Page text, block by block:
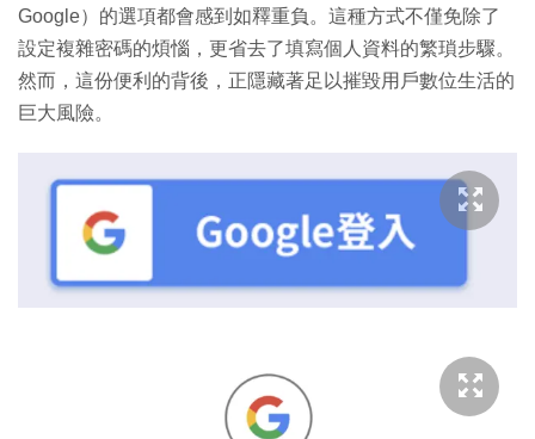
Google）的選項都會感到如釋重負。這種方式不僅免除了
設定複雜密碼的煩惱，更省去了填寫個人資料的繁瑣步驟。
然而，這份便利的背後，正隱藏著足以摧毀用戶數位生活的
巨大風險。